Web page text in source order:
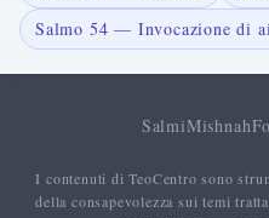
Salmo 54 — Invocazione di
SalmiMishnah
I contenuti di TeoCentro sono
della consapevolezza sui temi